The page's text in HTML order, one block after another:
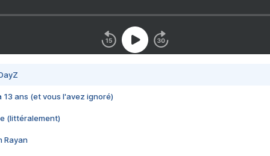
13 ans (et vous l'avez ignoré)
(littéralement)
Rayan